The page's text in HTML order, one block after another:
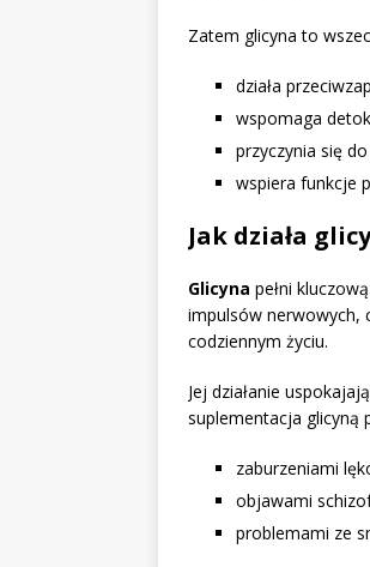
Zatem glicyna to
działa
wspomaga
przyczynia się
wspiera funkcje
Jak działa
Glicyna pełni
impulsów nerwowych,
codziennym życiu.
Jej działanie
suplementacja glicyną
zaburzeniami
objawami
problemami ze